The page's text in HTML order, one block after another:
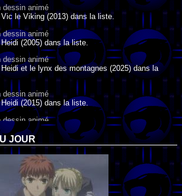
dessin animé
le Viking (2013) dans la liste.
dessin animé
(2005) dans la liste.
dessin animé
et le lynx des montagnes (2025) dans la
dessin animé
(2015) dans la liste.
dessin animé
(1995) dans la liste.
dessin animé
l'Aventurier de la Chance (2006) dans la
dessin animé
Petit Canard (2000) dans la liste.
JOUR